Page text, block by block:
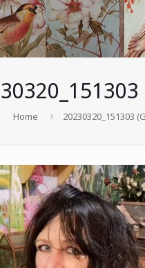
Home 20230320_151303